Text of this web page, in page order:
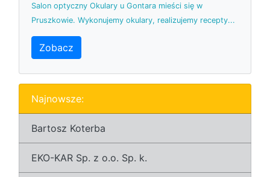
Salon optyczny Okulary u Gontara mieści się w
Pruszkowie. Wykonujemy okulary, realizujemy recepty...
Zobacz
Najnowsze:
Bartosz Koterba
EKO-KAR Sp. z o.o. Sp. k.